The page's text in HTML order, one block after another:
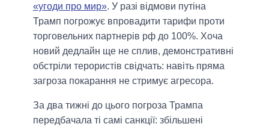
«угоди про мир». У разі відмови путіна
Трамп погрожує впровадити тарифи проти
торговельних партнерів рф до 100%. Хоча
новий дедлайн ще не сплив, демонстративні
обстріли терористів свідчать: навіть пряма
загроза покарання не стримує агресора.
За два тижні до цього погроза Трампа
передбачала ті самі санкції: збільшені